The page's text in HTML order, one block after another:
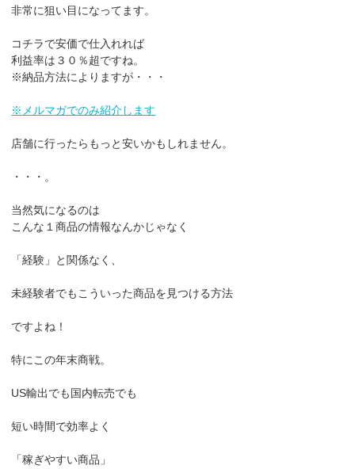
非常に狙い目になってます。
コチラで安価で仕入れれば
利益率は３０％超ですね。
※納品方法によりますが・・・
※メルマガでのみ紹介します
店舗に行ったらもっと安いかもしれません。
・・・。
当然気になるのは
こんな１商品の情報なんかじゃなく
「経験」と関係なく、
未経験者でもこういった商品を見つける方法
ですよね！
特にこの年末商戦。
US輸出でも国内転売でも
短い時間で効率よく
「稼ぎやすい商品」